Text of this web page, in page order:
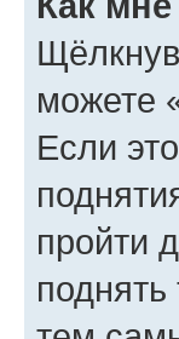
можете
Если
пройти
поднять